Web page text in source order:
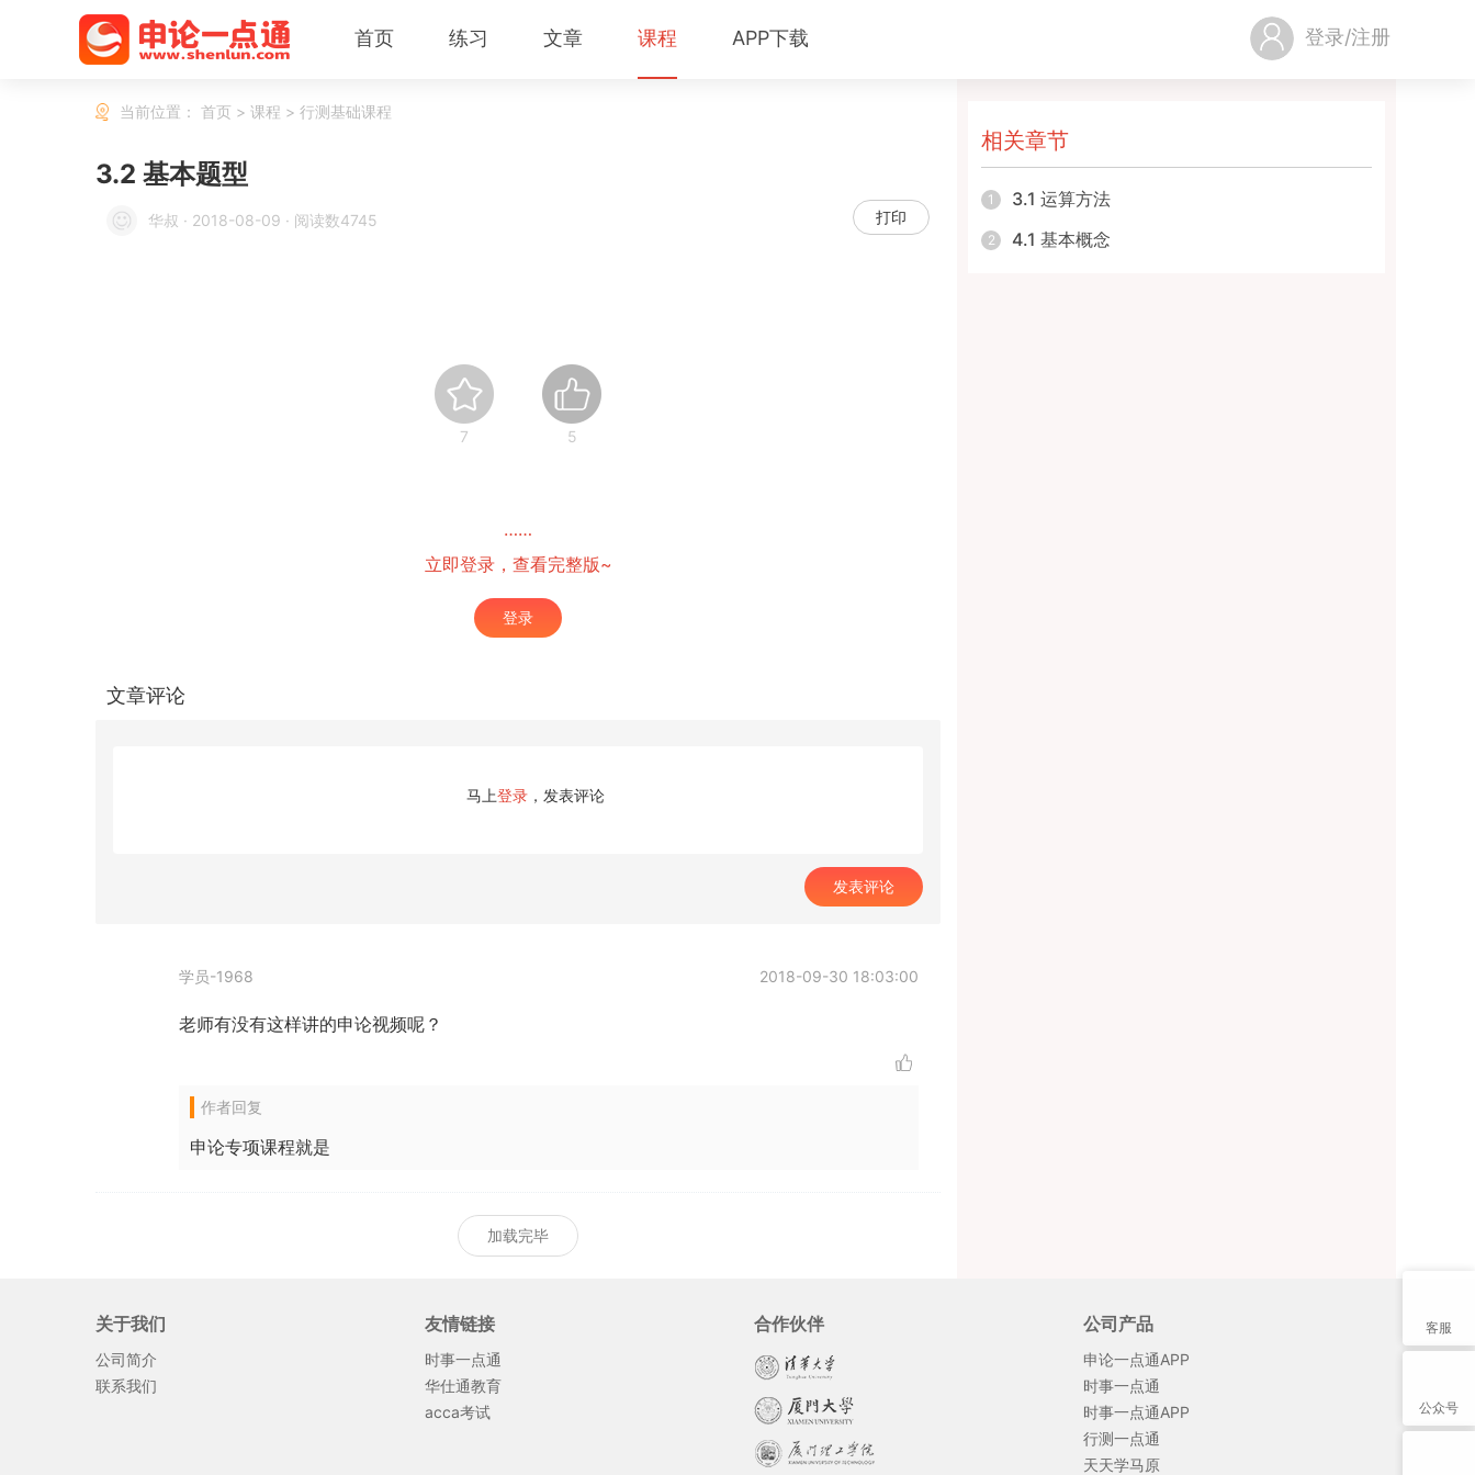
登录/注册
首页 练习 文章 课程 APP下载
当前位置： 首页 > 课程 > 行测基础课程
3.2 基本题型
华叔 · 2018-08-09 · 阅读数4745 打印
7 5
……
立即登录，查看完整版~
登录
文章评论
马上登录 ，发表评论
发表评论
学员-1968 2018-09-30 18:03:00
老师有没有这样讲的申论视频呢？
作者回复
申论专项课程就是
加载完毕
相关章节
1 3.1 运算方法
2 4.1 基本概念
客服
公众号
关于我们
公司简介
联系我们
友情链接
时事一点通
华仕通教育
acca考试
合作伙伴 公司产品
申论一点通APP
时事一点通
时事一点通APP
行测一点通
天天学马原